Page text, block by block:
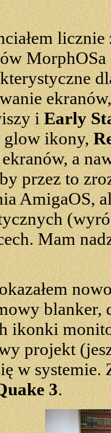
MorphOSa
iEarly
glow ikony,
a
przez to
AmigaOS,
Mam
ikonki
projekt
w systemie.
3.